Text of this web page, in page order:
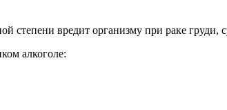
степени вредит организму при раке
алкоголе: